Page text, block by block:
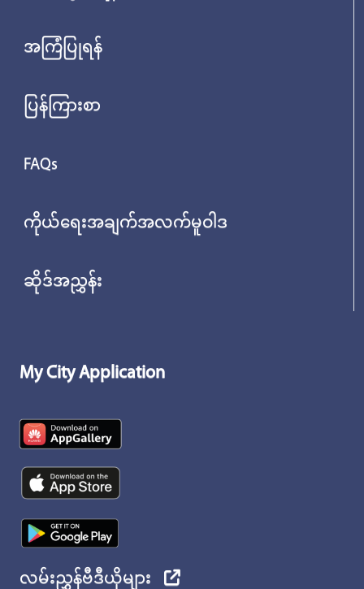
အကြံပြုရန်
ပြန်ကြားစာ
FAQs
ကိုယ်ရေးအချက်အလက်မူဝါဒ
ဆိုဒ်အညွှန်း
My City Application
လမ်းညွှန်ဗီဒီယိုများ